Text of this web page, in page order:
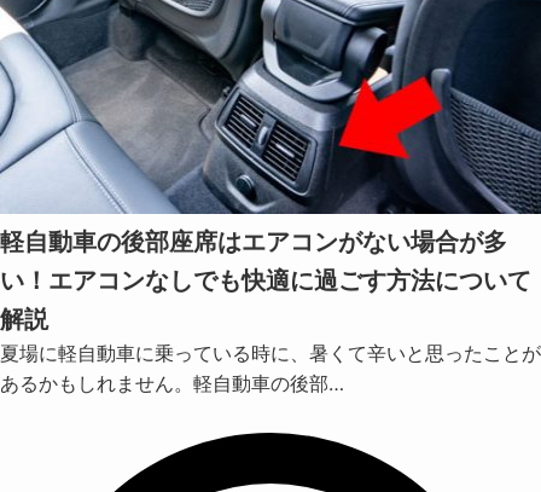
軽自動車の後部座席はエアコンがない場合が多
い！エアコンなしでも快適に過ごす方法について
解説
夏場に軽自動車に乗っている時に、暑くて辛いと思ったことが
あるかもしれません。軽自動車の後部…